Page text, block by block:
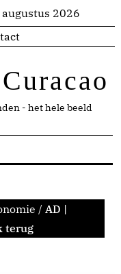
2026
- het hele beeld
/ AD |
terug